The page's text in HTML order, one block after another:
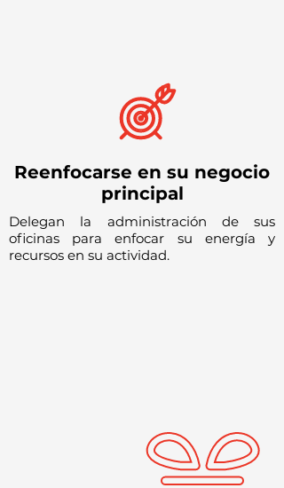
Reenfocarse en su negocio
principal
Delegan la administración de sus
oficinas para enfocar su energía y
recursos en su actividad.